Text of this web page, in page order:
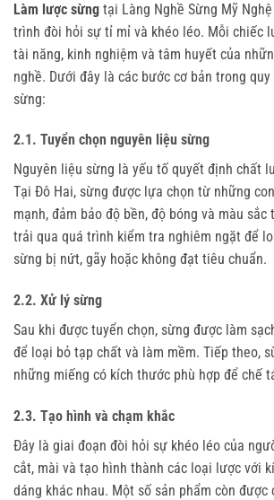
Làm lược sừng tại Làng Nghề Sừng Mỹ
trình đòi hỏi sự tỉ mỉ và khéo léo. Mỗi chiếc
tài năng, kinh nghiệm và tâm huyết của
nghề. Dưới đây là các bước cơ bản trong
sừng:
2.1. Tuyển chọn nguyên liệu sừng
Nguyên liệu sừng là yếu tố quyết định chất
Tại Đô Hai, sừng được lựa chọn từ những
mạnh, đảm bảo độ bền, độ bóng và màu
trải qua quá trình kiểm tra nghiêm ngặt để
sừng bị nứt, gãy hoặc không đạt tiêu chuẩn.
2.2. Xử lý sừng
Sau khi được tuyển chọn, sừng được làm
để loại bỏ tạp chất và làm mềm. Tiếp theo,
những miếng có kích thước phù hợp để chế
2.3. Tạo hình và chạm khắc
Đây là giai đoạn đòi hỏi sự khéo léo của
cắt, mài và tạo hình thành các loại lược với
dáng khác nhau. Một số sản phẩm còn được